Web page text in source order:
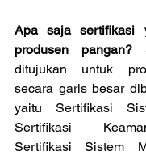
Apa saja sertifikasi
produsen pangan?
ditujukan untuk
secara garis besar
yaitu Sertifikasi
Sertifikasi
Sertifikasi Sistem